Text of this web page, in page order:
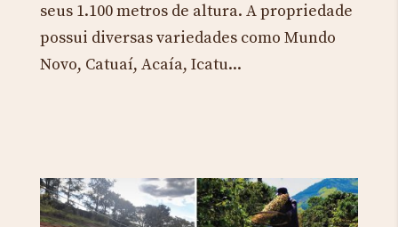
seus 1.100 metros de altura. A propriedade
possui diversas variedades como Mundo
Novo, Catuaí, Acaía, Icatu...